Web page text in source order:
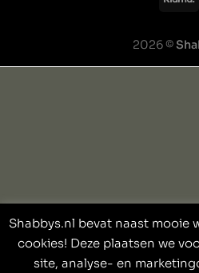
2026 ©
Shabbys.nl bevat naast mooie
cookies! Deze plaatsen we
site, analyse- en